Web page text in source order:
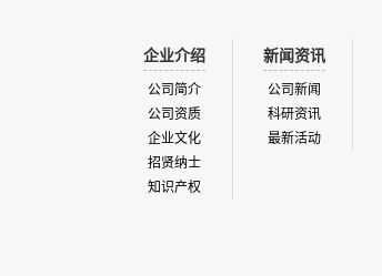
企业介绍
公司简介
公司资质
企业文化
招贤纳士
知识产权
新闻资讯
公司新闻
科研资讯
最新活动